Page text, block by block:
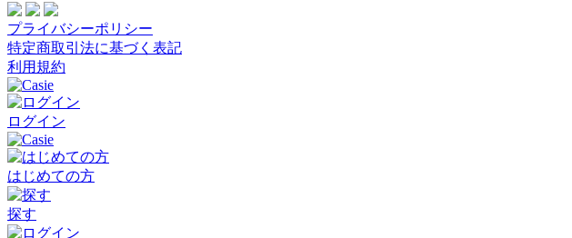
プライバシーポリシー
特定商取引法に基づく表記
利用規約
ログイン
はじめての方
探す